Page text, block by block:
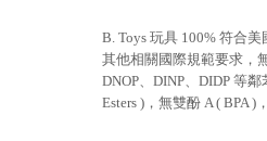
B. Toys 玩具 100% 符合
其他相關國際規範要求，
DNOP、DINP、DIDP 等
Esters )，無雙酚 A ( BPA )